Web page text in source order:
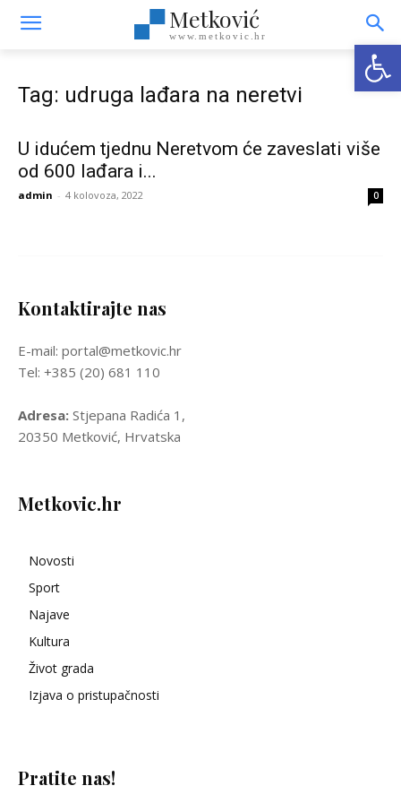
Metković
www.metkovic.hr
Tag: udruga lađara na neretvi
U idućem tjednu Neretvom će zaveslati više
od 600 lađara i...
admin - 4 kolovoza, 2022 0
Kontaktirajte nas
E-mail: portal@metkovic.hr
Tel: +385 (20) 681 110
Adresa: Stjepana Radića 1,
20350 Metković, Hrvatska
Metkovic.hr
Novosti
Sport
Najave
Kultura
Život grada
Izjava o pristupačnosti
Pratite nas!